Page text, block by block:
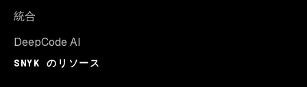
統合
DeepCode AI
SNYK のリソース